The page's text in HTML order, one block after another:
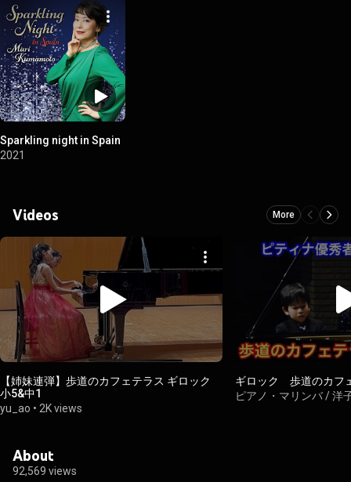
Sparkling night in Spain
2021
Videos More
【姉妹連弾】歩道のカフェテラス ギロック
小5&中1
yu_ao • 2K views
ギロック 歩道のカフ
ピアノ・マリンバ / 洋
About
92,569 views